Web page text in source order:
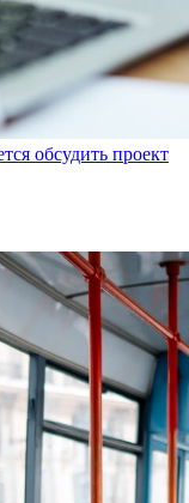
обсудить проект